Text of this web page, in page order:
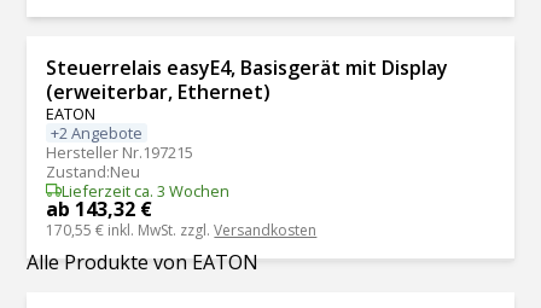
Steuerrelais easyE4, Basisgerät mit Display
(erweiterbar, Ethernet)
EATON
+2 Angebote
Hersteller Nr.197215
Zustand:Neu
Lieferzeit ca. 3 Wochen
ab 143,32 €
170,55 € inkl. MwSt. zzgl.Versandkosten
Alle Produkte von EATON